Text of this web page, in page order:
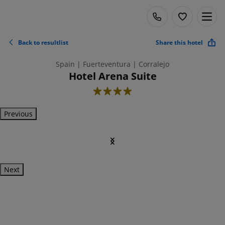
Back to resultlist Share this hotel
Spain | Fuerteventura | Corralejo
Hotel Arena Suite
4
Previous
Next